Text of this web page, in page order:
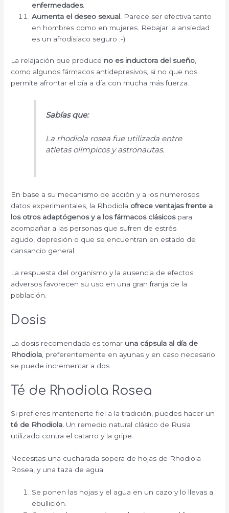
enfermedades.
Aumenta el deseo sexual. Parece ser efectiva tanto
en hombres como en mujeres. Rebajar la ansiedad
es un afrodisiaco seguro ;-).
La relajación que produce no es inductora del sueño
como algunos fármacos antidepresivos, si no que nos
permite afrontar el día a día con mucha más fuerza.
Sabías que:
La rhodiola rosea fue utilizada entre
atletas olímpicos y astronautas.
En base a su mecanismo de acción y a los numerosos
datos experimentales, la Rhodiola ofrece ventajas frente a
los otros adaptógenos y a los fármacos clásicospara
acompañar a las personas que sufren de estrés
agudo, depresión o que se encuentran en estado de
cansancio general.
La respuesta del organismo y la ausencia de efectos
adversos favorecen su uso en una gran franja de la
población.
Dosis
La dosis recomendada es tomar una cápsula al día de
Rhodiola , preferentemente en ayunas y en caso necesario
se puede incrementar a dos.
Té de Rhodiola Rosea
Si prefieres mantenerte fiel a la tradición, puedes hacer un
té de Rhodiola. Un remedio natural clásico de Rusia
utilizado contra el catarro y la gripe.
Necesitas una cucharada sopera de hojas de Rhodiola
Rosea, y una taza de agua.
Se ponen las hojas y el agua en un cazo y lo llevas a
ebullición.